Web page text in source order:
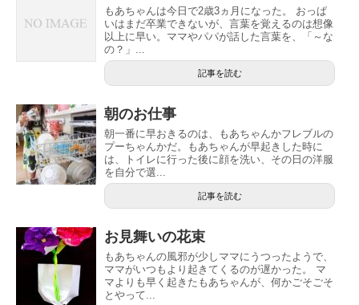
もあちゃんは今日で2歳3ヵ月になった。 おっぱ
いはまだ卒業できないが、言葉を覚えるのは想像
以上に早い。ママやパパが話した言葉を、「～な
の？」...
記事を読む
朝のお仕事
朝一番に早おきるのは、もあちゃんかフレブルの
プーちゃんかだ。もあちゃんが早起きした時に
は、トイレに行った後に顔を洗い、その日の洋服
を自分で選...
記事を読む
お見舞いの花束
もあちゃんの風邪が少しママにうつったようで、
ママがいつもより起きてくるのが遅かった。 マ
マよりも早く起きたもあちゃんが、何かごそごそ
とやって...